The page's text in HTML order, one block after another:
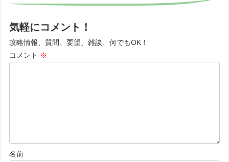
気軽にコメント！
攻略情報、質問、要望、雑談、何でもOK！
コメント ※
名前